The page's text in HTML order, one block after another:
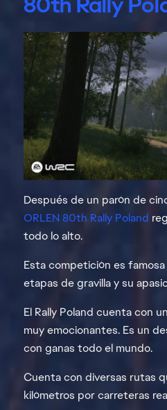
Después de un parón de
ORLEN 80th Rally Poland
todo lo alto.
Esta competición es
etapas de gravilla y su
El Rally Poland cuenta con
muy emocionantes. Es un
con ganas todo el mundo.
Cuenta con diversas rutas
kilómetros por carreteras